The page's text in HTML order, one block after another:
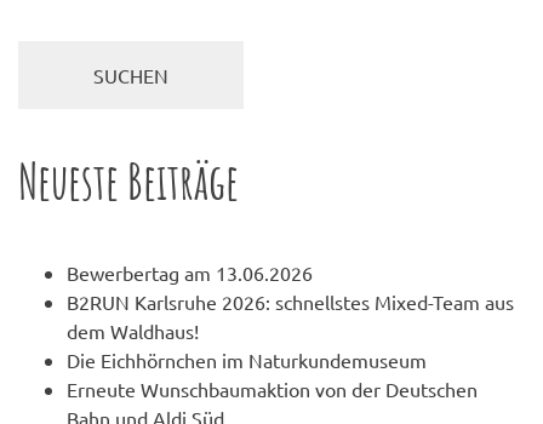
Neueste Beiträge
Bewerbertag am 13.06.2026
B2RUN Karlsruhe 2026: schnellstes Mixed-Team aus
dem Waldhaus!
Die Eichhörnchen im Naturkundemuseum
Erneute Wunschbaumaktion von der Deutschen
Bahn und Aldi Süd